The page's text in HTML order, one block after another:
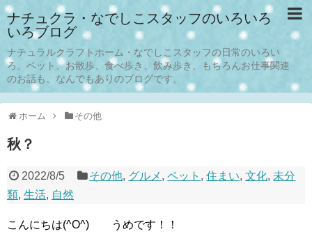
ナチュクラ・なでしこスタッフのいろいろ
いろブログ
ナチュラルクラフトホーム・なでしこスタッフの日常のいろい
ろ。ペット、お散歩、食べ歩き、飲み歩き、もちろんお仕事関連
のお話も。なんでもありのブログです。
ホーム その他
秋？
2022/8/5 その他, グルメ ,ペット ,住まい,文化, 未分
類, 生活, 自然
こんにちは(^O^) うめです！！